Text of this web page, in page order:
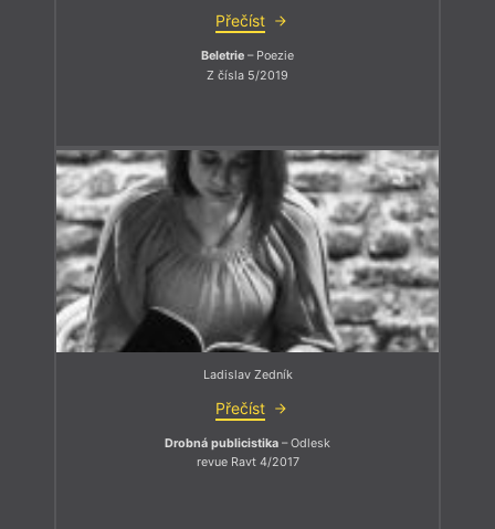
Přečíst
Beletrie – Poezie
Z čísla 5/2019
Ladislav Zedník
Přečíst
Drobná publicistika – Odlesk
revue Ravt 4/2017